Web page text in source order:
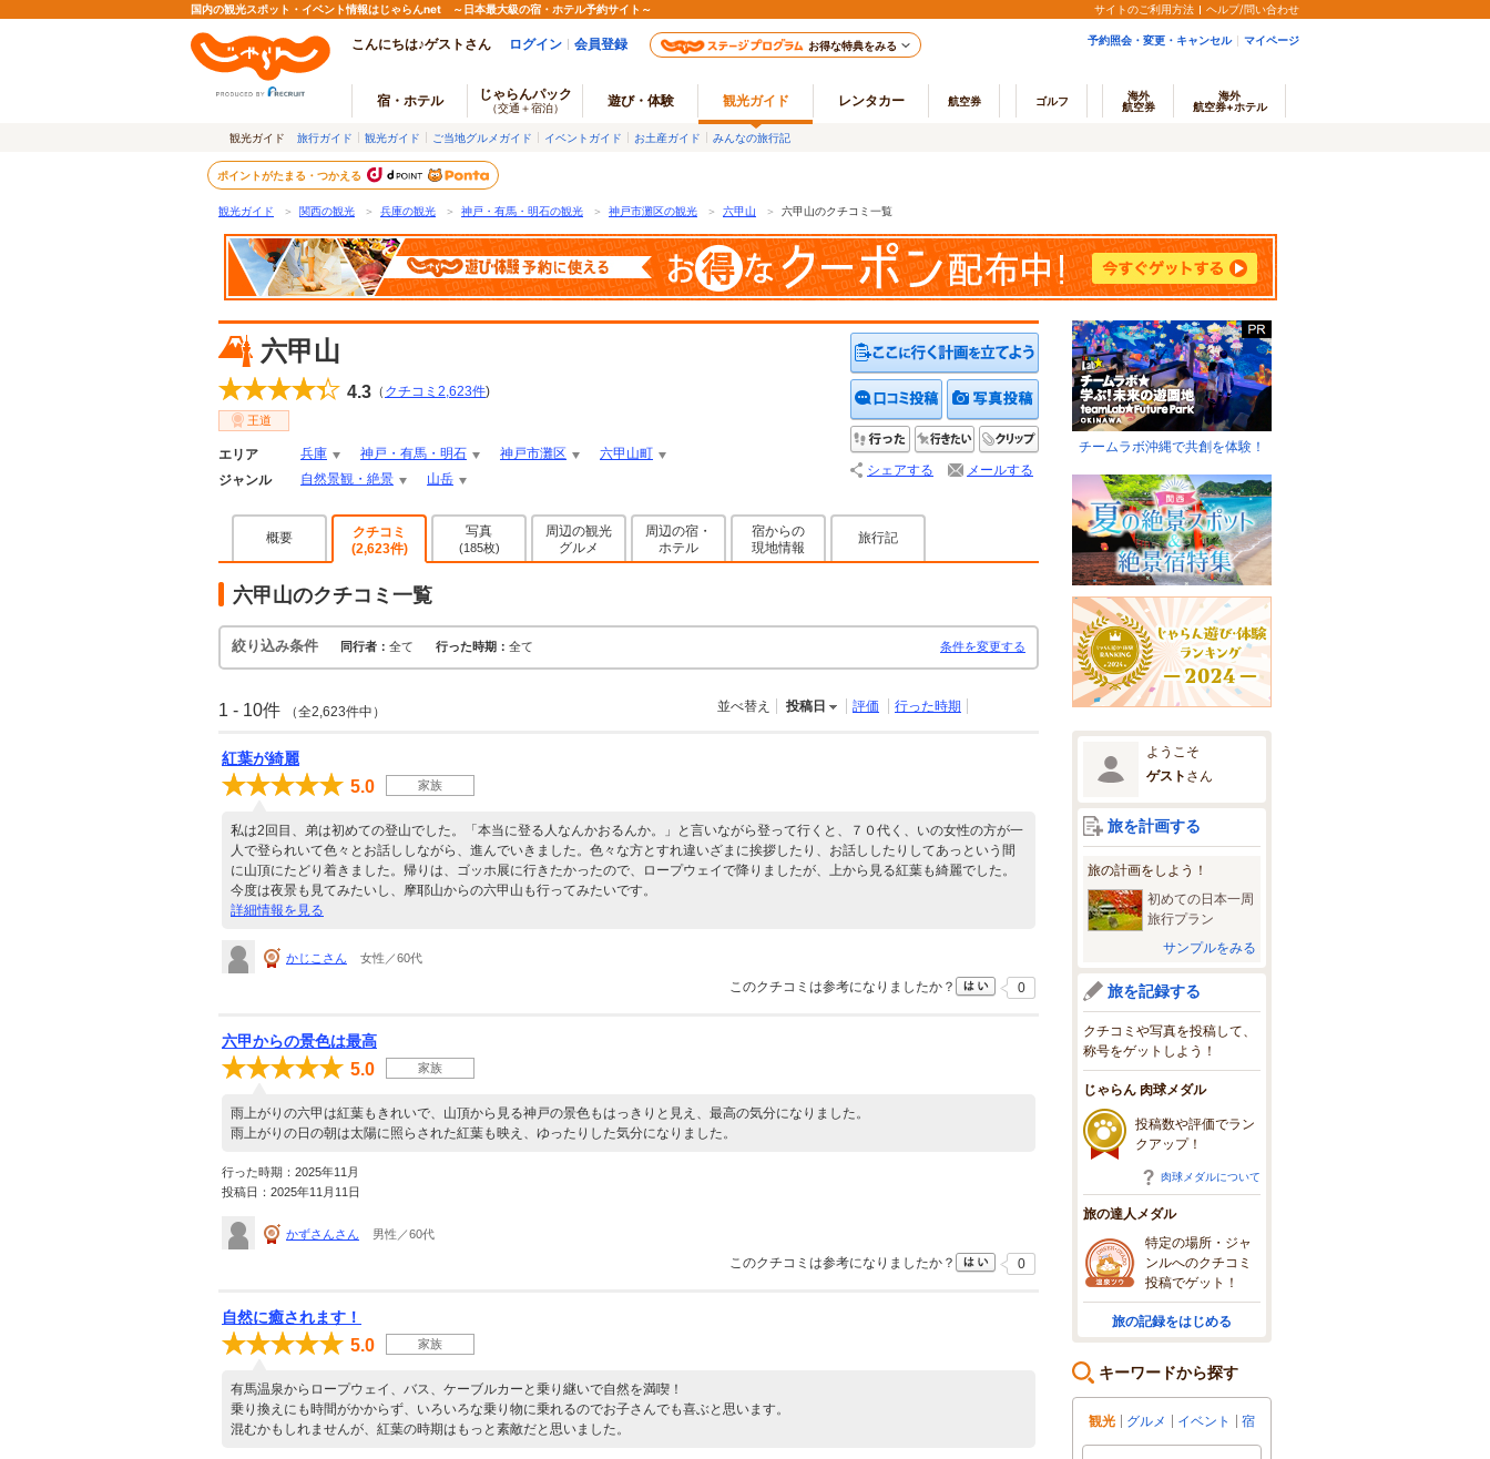
国内の観光スポット・イベント情報はじゃらんnet ～日本最大級の宿・ホテル予約サイト～ サイトのご利用方法 ヘルプ/問い合わせ
こんにちは♪ゲストさん ログイン 会員登録 お得な特典をみる 予約照会・変更・キャンセル マイページ
宿・ホテル じゃらんパック
（交通＋宿泊） 遊び・体験 観光ガイド レンタカー 航空券 ゴルフ
海外
航空券
海外
航空券+ホテル
観光ガイド 旅行ガイド 観光ガイド ご当地グルメガイド イベントガイド お土産ガイド みんなの旅行記
ポイントがたまる・つかえる
観光ガイド ＞ 関西の観光 ＞ 兵庫の観光 ＞ 神戸・有馬・明石の観光 ＞ 神戸市灘区の観光 ＞ 六甲山 ＞ 六甲山のクチコミ一覧
六甲山
4.3 （ クチコミ 2,623件)
王道
エリア 兵庫 神戸・有馬・明石 神戸市灘区
六甲山町
ジャンル
自然景観・絶景 山岳
クチコミを投稿する写真を投稿する
行った 行きたい
シェアする メールする
概要
クチコミ
(2,623件)
写真
(185枚)
周辺の観光
グルメ
周辺の宿・
ホテル
宿からの
現地情報
旅行記
六甲山のクチコミ一覧
絞り込み条件 同行者： 全て 行った時期： 全て 条件を変更する
1 - 10件 （全2,623件中） 並べ替え 投稿日 評価 行った時期
紅葉が綺麗
5.0 家族
私は2回目、弟は初めての登山でした。「本当に登る人なんかおるんか。」と言いながら登って行くと、７０代く、いの女性の方が一
人で登られいて色々とお話ししながら、進んでいきました。色々な方とすれ違いざまに挨拶したり、お話ししたりしてあっという間
に山頂にたどり着きました。帰りは、ゴッホ展に行きたかったので、ロープウェイで降りましたが、上から見る紅葉も綺麗でした。
今度は夜景も見てみたいし、摩耶山からの六甲山も行ってみたいです。
詳細情報を見る
かじこさん 女性／60代
このクチコミは参考になりましたか？ 0
六甲からの景色は最高
5.0 家族
雨上がりの六甲は紅葉もきれいで、山頂から見る神戸の景色もはっきりと見え、最高の気分になりました。
雨上がりの日の朝は太陽に照らされた紅葉も映え、ゆったりした気分になりました。
行った時期：2025年11月
投稿日：2025年11月11日
かずさんさん 男性／60代
このクチコミは参考になりましたか？ 0
自然に癒されます！
5.0 家族
有馬温泉からロープウェイ、バス、ケーブルカーと乗り継いで自然を満喫！
乗り換えにも時間がかからず、いろいろな乗り物に乗れるのでお子さんでも喜ぶと思います。
混むかもしれませんが、紅葉の時期はもっと素敵だと思いました。
チームラボ沖縄で共創を体験！
ようこそ
ゲスト さん
旅を計画する
旅の計画をしよう！
初めての日本一周
旅行プラン
サンプルをみる
旅を記録する
クチコミや写真を投稿して、
称号をゲットしよう！
じゃらん 肉球メダル
投稿数や評価でラン
クアップ！
肉球メダルについて
旅の達人メダル
特定の場所・ジャ
ンルへのクチコミ
投稿でゲット！
旅の記録をはじめる
キーワードから探す
観光 グルメ イベント 宿